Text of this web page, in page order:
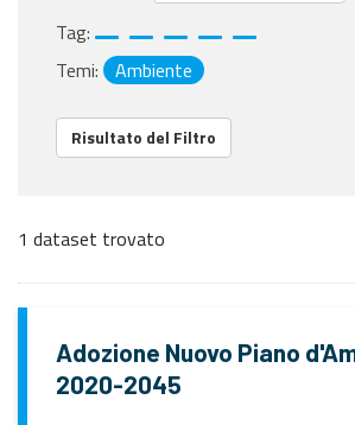
Tag:
Temi:
Ambiente
Risultato del Filtro
1 dataset trovato
Adozione Nuovo Piano
2020-2045